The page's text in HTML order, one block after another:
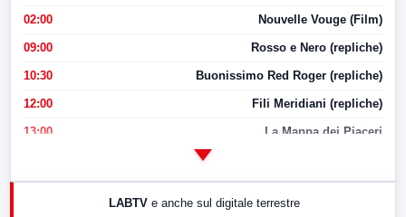
02:00 Nouvelle Vouge (Film)
09:00 Rosso e Nero (repliche)
10:30 Buonissimo Red Roger (repliche)
12:00 Fili Meridiani (repliche)
13:00 La Mappa dei Piaceri
LABTV e anche sul digitale terrestre